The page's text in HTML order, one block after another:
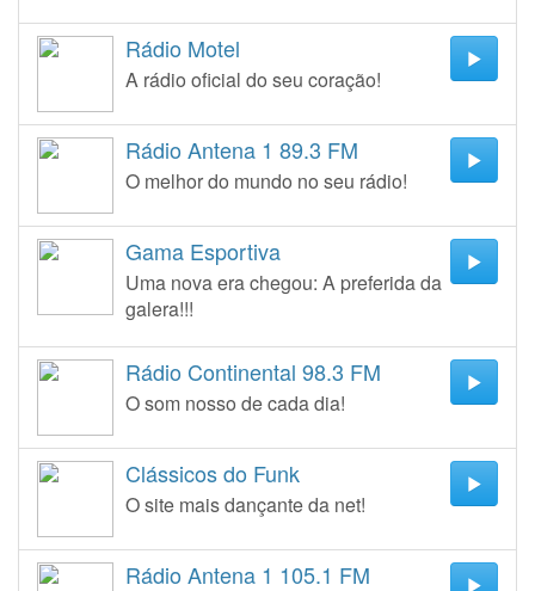
Rádio Motel
A rádio oficial do seu coração!
Rádio Antena 1 89.3 FM
O melhor do mundo no seu rádio!
Gama Esportiva
Uma nova era chegou: A preferida da
galera!!!
Rádio Continental 98.3 FM
O som nosso de cada dia!
Clássicos do Funk
O site mais dançante da net!
Rádio Antena 1 105.1 FM